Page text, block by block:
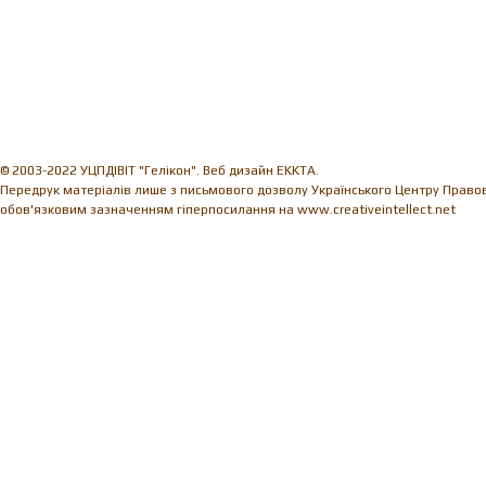
© 2003-2022 УЦПДІВІТ "Гелікон". Веб дизайн EKKTA.
Передрук матеріалів лише з письмового дозволу Українського Центру
обов'язковим зазначенням гіперпосилання на www.creativeintellect.net